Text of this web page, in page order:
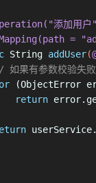
添加用户
=
String addUser(
如果有参数校验失
(ObjectError
return